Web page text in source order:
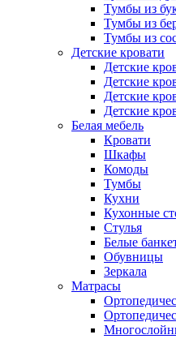
Тумбы из
Тумбы из
Тумбы из
Детские кровати
Детские
Детские
Детские
Детские
Белая мебель
Кровати
Шкафы
Комоды
Тумбы
Кухни
Кухонные
Стулья
Белые
Обувницы
Зеркала
Матрасы